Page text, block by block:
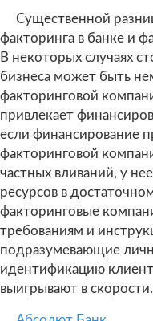
Существенной
факторинга в банке и
В некоторых случаях
бизнеса может быть
факторинговой
привлекает
если финансирование
факторинговой
частных вливаний, у
ресурсов в
факторинговые
требованиям и
подразумевающие
идентификацию
выигрывают в скорости.